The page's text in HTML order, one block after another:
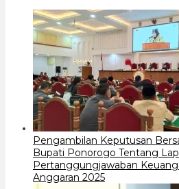
Pengambilan Keputusan
Bupati Ponorogo Tentang
Pertanggungjawaban
Anggaran 2025